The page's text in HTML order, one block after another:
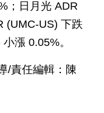
；日月光 ADR
(UMC-US) 下跌
漲 0.05%。
/責任編輯：陳